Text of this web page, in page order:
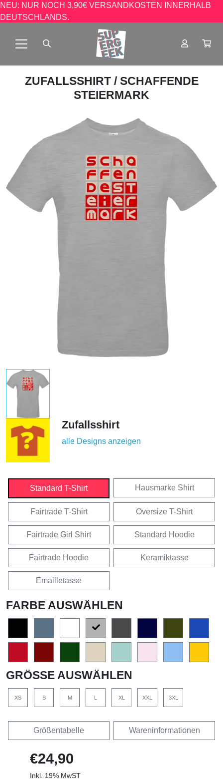
NEU: NUR NOCH 3,90€ VERSANDKOSTEN INNERHALB
DEUTSCHLANDS.
ZUFALLSSHIRT / SCHAFFENDE
STEIERMARK
Zufallsshirt
alle Designs anzeigen
Standard T-Shirt Hausmarke Shirt
Fairtrade T-Shirt Oversize T-Shirt
Fairtrade Girl Shirt Standard Hoodie
Fairtrade Hoodie Keramiktasse
Emailletasse
FARBE AUSWÄHLEN
GRÖSSE AUSWÄHLEN
XS S M L XL XXL 3XL
Größentabelle Wareninformationen
€24,90
Inkl. 19% MwST